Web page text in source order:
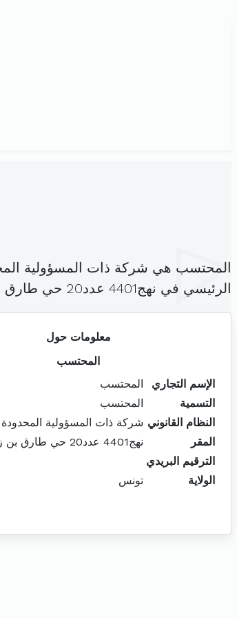
المحتسب هي شركة ذات المسؤولية
الرئيسي في نهج4401 عدد20 حي طارق بن زياد الزهروني (
معلومات حول
المحتسب
الإسم التجاري
المحتسب
التسمية
المحتسب
النظام القانوني شركة ذات المسؤولية المحدودة
المقر
نهج4401 عدد20 حي طارق بن زياد الزهروني
الترقيم البريدي
الولاية
تونس